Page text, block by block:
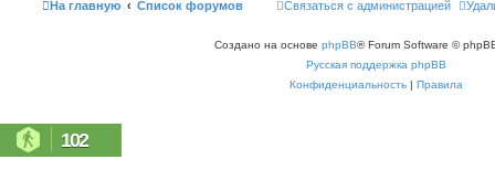
На главную Список форумов Связаться с администрацией
Создано на основе phpBB® Forum Software ©
Русская поддержка phpBB
Конфиденциальность | Правила
102